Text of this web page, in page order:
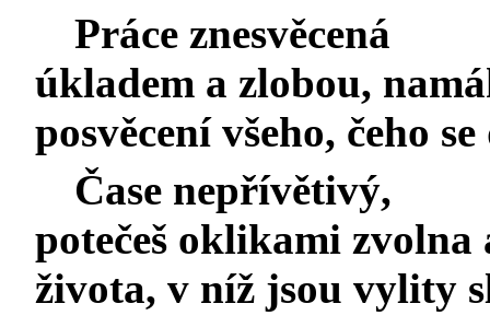
Práce znesvěcená
úkladem a zlobou,
posvěcení všeho, čeho
Čase nepřívětivý,
potečeš oklikami
života, v níž jsou vylity